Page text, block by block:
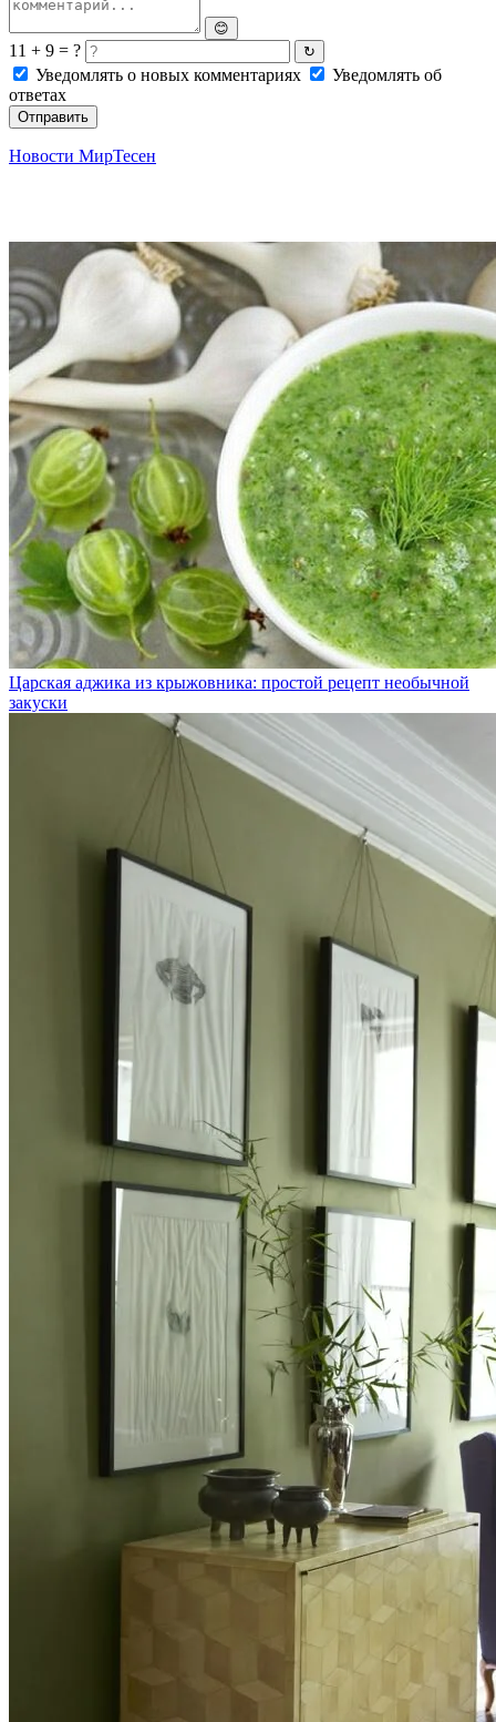
😊
11 + 9 = ? ↻
Уведомлять о новых комментариях
Уведомлять об
ответах
Отправить
Новости МирТесен
Царская аджика из крыжовника: простой рецепт необычной
закуски